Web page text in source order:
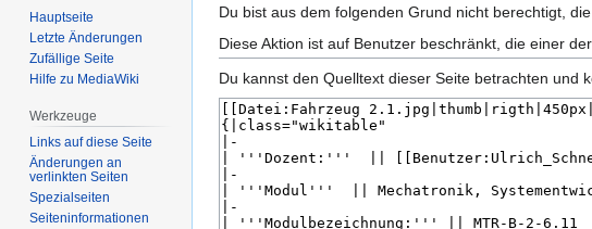
Zur
Navigation
springen
Zur
Suche
springen
Du bist aus dem folgenden Grund nicht berechtigt,
Diese Aktion ist auf Benutzer beschränkt, die einer der
Du kannst den Quelltext dieser Seite betrachten und
Hauptseite
Letzte Änderungen
Zufällige Seite
Hilfe zu MediaWiki
Werkzeuge
Links auf diese Seite
Änderungen an
verlinkten Seiten
Spezialseiten
Seiten­­informationen